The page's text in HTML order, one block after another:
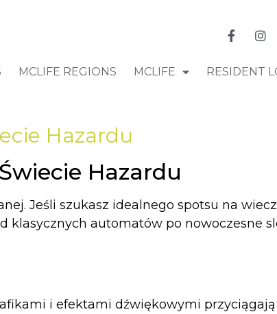
MCLIFE REGIONS MCLIFE RESIDENT
Hazardu
Hazardu
Jeśli szukasz idealnego spotsu na
klasycznych automatów po nowoczesne
i efektami dźwiękowymi przyciągają